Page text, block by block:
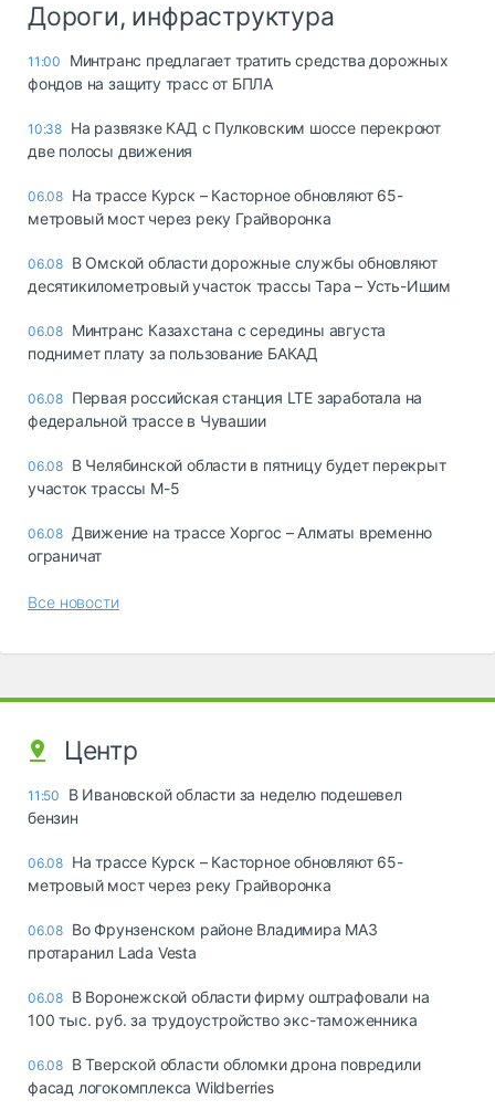
Дороги, инфраструктура
11:00
Минтранс предлагает тратить средства дорожных
фондов на защиту трасс от БПЛА
10:38 На развязке КАД с Пулковским шоссе перекроют
две полосы движения
06.08 На трассе Курск – Касторное обновляют 65-
метровый мост через реку Грайворонка
06.08 В Омской области дорожные службы обновляют
десятикилометровый участок трассы Тара – Усть-Ишим
06.08 Минтранс Казахстана с середины августа
поднимет плату за пользование БАКАД
06.08 Первая российская станция LTE заработала на
федеральной трассе в Чувашии
06.08 В Челябинской области в пятницу будет перекрыт
участок трассы М-5
06.08 Движение на трассе Хоргос – Алматы временно
ограничат
Все новости
Центр
11:50
В Ивановской области за неделю подешевел
бензин
06.08 На трассе Курск – Касторное обновляют 65-
метровый мост через реку Грайворонка
06.08 Во Фрунзенском районе Владимира МАЗ
протаранил Lada Vesta
06.08 В Воронежской области фирму оштрафовали на
100 тыс. руб. за трудоустройство экс-таможенника
06.08 В Тверской области обломки дрона повредили
фасад логокомплекса Wildberries